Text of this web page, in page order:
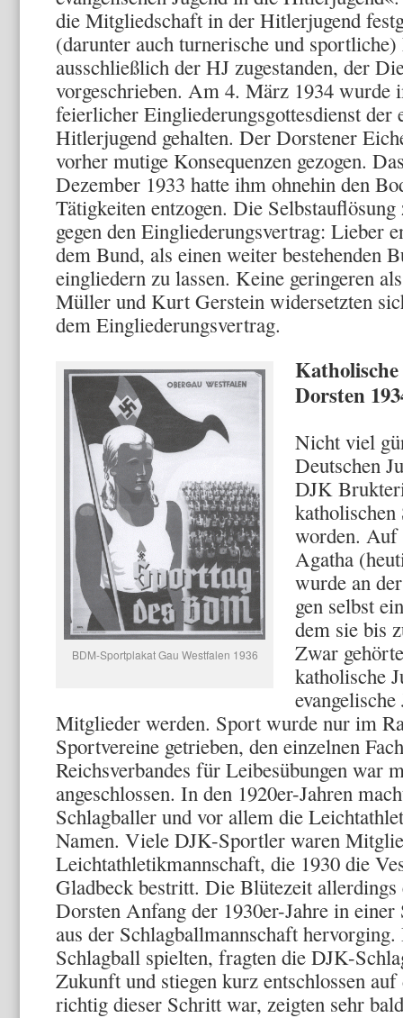
die Mitgliedschaft in der Hitlerjugend
(darunter auch tur­nerische und
ausschließlich der HJ zugestanden, der
vorgeschrieben. Am 4. März 1934
feierlicher Eingliederungsgottesdienst der
Hitlerjugend gehalten. Der Dorstener
vorher mutige Konse­quenzen gezogen.
Dezember 1933 hatte ihm ohnehin den
Tätigkeiten entzogen. Die
gegen den Eingliederungsvertrag: Lieber
dem Bund, als ei­nen weiter bestehenden
eingliedern zu lassen. Keine ge­ringeren
Mül­ler und Kurt Gerstein widersetzten
dem Eingliederungsvertrag.
BDM-Sportplakat Gau Westfalen 1936
Dorsten
Nicht viel
Deutschen
DJK
katholischen
worden. Auf
Agatha
wurde an
gen selbst
dem sie bis
Zwar
katholische
Mitglieder werden. Sport wurde nur im
Sportvereine getrieben, den einzel­nen
Reichsverbandes für Leibesübungen war
angeschlossen. In den 1920er-Jahren
Schlagballer und vor allem die
Namen. Viele DJK-Sportler waren
Leichtathletikmannschaft, die 1930 die
Gladbeck bestritt. Die Blütezeit
Dorsten Anfang der 1930er-Jahre in
aus der Schlagballmannschaft
Schlagball spielten, fragten die DJK-
Zukunft und stiegen kurz entschlossen
richtig dieser Schritt war, zeigten sehr